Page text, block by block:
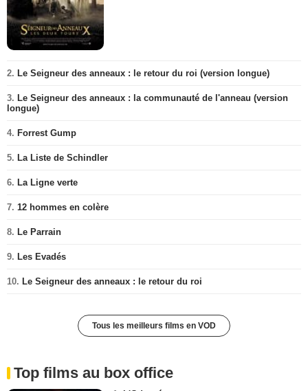
2. Le Seigneur des anneaux : le retour du roi (version longue)
3. Le Seigneur des anneaux : la communauté de l'anneau (version
longue)
4. Forrest Gump
5. La Liste de Schindler
6. La Ligne verte
7. 12 hommes en colère
8. Le Parrain
9. Les Evadés
10. Le Seigneur des anneaux : le retour du roi
Tous les meilleurs films en VOD
Top films au box office